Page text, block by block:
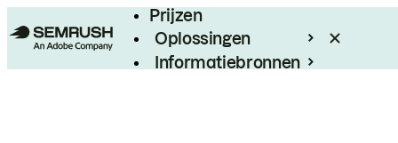
Prijzen
Oplossingen
Informatiebronnen